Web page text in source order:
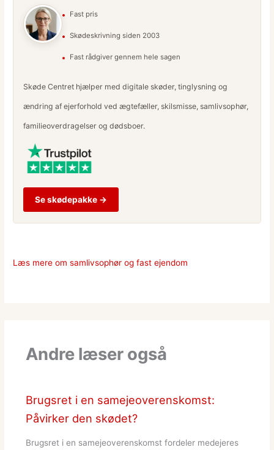
Fast pris
Skødeskrivning siden 2003
Fast rådgiver gennem hele sagen
Skøde Centret hjælper med digitale skøder, tinglysning og
ændring af ejerforhold ved ægtefæller, skilsmisse, samlivsophør,
familieoverdragelser og dødsboer.
Se skødepakke →
Læs mere om samlivsophør og fast ejendom
Andre læser også
Brugsret i en samejeoverenskomst:
Påvirker den skødet?
Brugsret i en samejeoverenskomst fordeler medejeres